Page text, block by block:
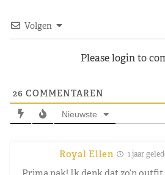
Volgen
Please login to
26 COMMENTAREN
Nieuwste
Royal Ellen 1 jaar
Prima pak! Ik denk dat zo’n